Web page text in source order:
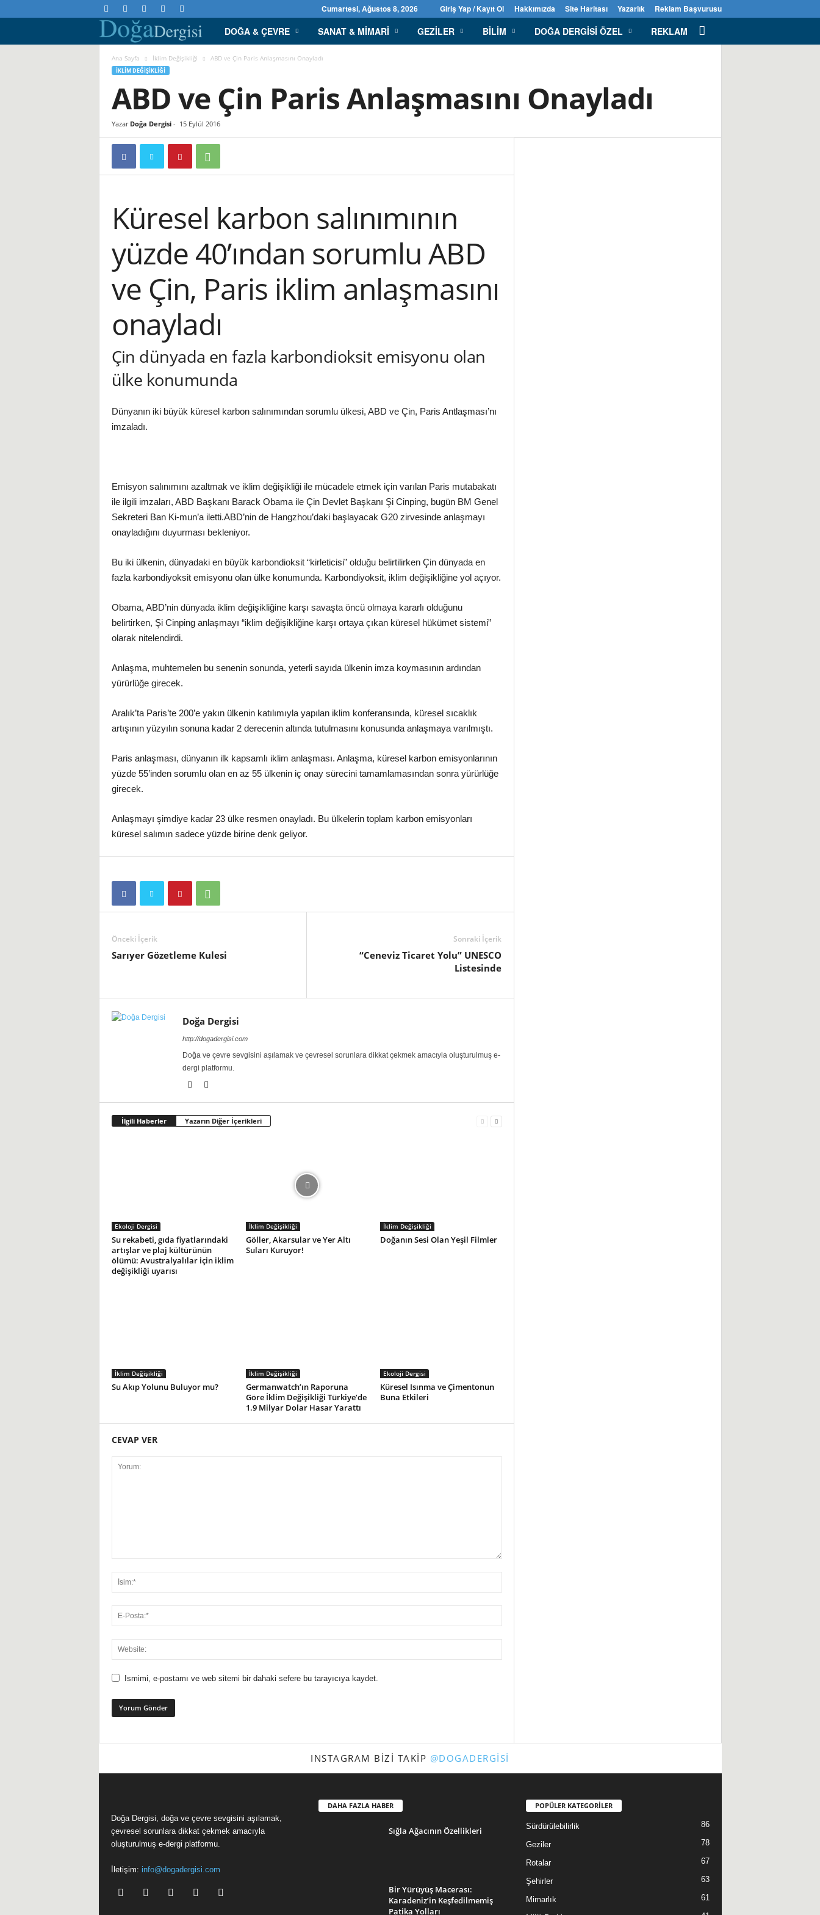
Cumartesi, Ağustos 8, 2026 Giriş Yap / Kayıt Ol Hakkımızda Site Haritası Yazarlık Reklam Başvurusu
o
D
i
DOĞA & ÇEVRE SANAT & MIMARI GEZILER BILIM DOĞA DERGISI ÖZEL REKLAM
Ana Sayfa İklim Değişikliği ABD ve Çin Paris Anlaşmasını Onayladı
İKLIM DEĞIŞIKLIĞI
ABD ve Çin Paris Anlaşmasını Onayladı
Yazar Doğa Dergisi- 15 Eylül 2016
Küresel karbon salınımının
yüzde 40’ından sorumlu ABD
ve Çin, Paris iklim anlaşmasını
onayladı
Çin dünyada en fazla karbondioksit emisyonu olan
ülke konumunda
Dünyanın iki büyük küresel karbon salınımından sorumlu ülkesi, ABD ve Çin, Paris Antlaşması’nı
imzaladı.
Emisyon salınımını azaltmak ve iklim değişikliği ile mücadele etmek için varılan Paris mutabakatı
ile ilgili imzaları, ABD Başkanı Barack Obama ile Çin Devlet Başkanı Şi Cinping, bugün BM Genel
Sekreteri Ban Ki-mun’a iletti.ABD’nin de Hangzhou’daki başlayacak G20 zirvesinde anlaşmayı
onayladığını duyurması bekleniyor.
Bu iki ülkenin, dünyadaki en büyük karbondioksit “kirleticisi” olduğu belirtilirken Çin dünyada en
fazla karbondiyoksit emisyonu olan ülke konumunda. Karbondiyoksit, iklim değişikliğine yol açıyor.
Obama, ABD’nin dünyada iklim değişikliğine karşı savaşta öncü olmaya kararlı olduğunu
belirtirken, Şi Cinping anlaşmayı “iklim değişikliğine karşı ortaya çıkan küresel hükümet sistemi”
olarak nitelendirdi.
Anlaşma, muhtemelen bu senenin sonunda, yeterli sayıda ülkenin imza koymasının ardından
yürürlüğe girecek.
Aralık’ta Paris’te 200’e yakın ülkenin katılımıyla yapılan iklim konferansında, küresel sıcaklık
artışının yüzyılın sonuna kadar 2 derecenin altında tutulmasını konusunda anlaşmaya varılmıştı.
Paris anlaşması, dünyanın ilk kapsamlı iklim anlaşması. Anlaşma, küresel karbon emisyonlarının
yüzde 55’inden sorumlu olan en az 55 ülkenin iç onay sürecini tamamlamasından sonra yürürlüğe
girecek.
Anlaşmayı şimdiye kadar 23 ülke resmen onayladı. Bu ülkelerin toplam karbon emisyonları
küresel salımın sadece yüzde birine denk geliyor.
Önceki İçerik
Sarıyer Gözetleme Kulesi
Sonraki İçerik
“Ceneviz Ticaret Yolu” UNESCO
Listesinde
Doğa Dergisi
http://dogadergisi.com
Doğa ve çevre sevgisini aşılamak ve çevresel sorunlara dikkat çekmek amacıyla oluşturulmuş e-
dergi platformu.
İlgili Haberler Yazarın Diğer İçerikleri
Ekoloji Dergisi
Su rekabeti, gıda fiyatlarındaki
artışlar ve plaj kültürünün
ölümü: Avustralyalılar için iklim
değişikliği uyarısı
İklim Değişikliği
Göller, Akarsular ve Yer Altı
Suları Kuruyor!
İklim Değişikliği
Doğanın Sesi Olan Yeşil Filmler
İklim Değişikliği
Su Akıp Yolunu Buluyor mu?
İklim Değişikliği
Germanwatch’ın Raporuna
Göre İklim Değişikliği Türkiye’de
1.9 Milyar Dolar Hasar Yarattı
Ekoloji Dergisi
Küresel Isınma ve Çimentonun
Buna Etkileri
CEVAP VER
Ismimi, e-postamı ve web sitemi bir dahaki sefere bu tarayıcıya kaydet.
INSTAGRAM BIZI TAKIP @DOGADERGISI
Doğa Dergisi, doğa ve çevre sevgisini aşılamak,
çevresel sorunlara dikkat çekmek amacıyla
oluşturulmuş e-dergi platformu.
İletişim: info@dogadergisi.com
DAHA FAZLA HABER
Sığla Ağacının Özellikleri
Bir Yürüyüş Macerası:
Karadeniz’in Keşfedilmemiş
Patika Yolları
POPÜLER KATEGORİLER
Sürdürülebilirlik 86
Geziler 78
Rotalar 67
Şehirler 63
Mimarlık 61